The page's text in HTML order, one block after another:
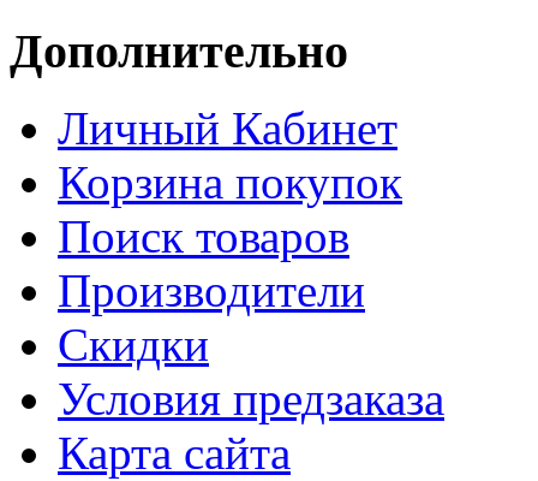
Дополнительно
Личный Кабинет
Корзина покупок
Поиск товаров
Производители
Скидки
Условия предзаказа
Карта сайта